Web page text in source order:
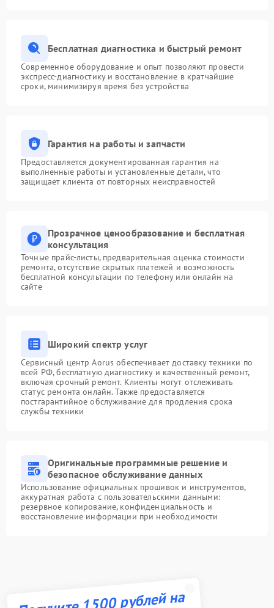
Бесплатная диагностика и быстрый ремонт
Современное оборудование и опыт позволяют провести
экспресс-диагностику и восстановление в кратчайшие
сроки, минимизируя время без устройства
Гарантия на работы и запчасти
Предоставляется документированная гарантия на
выполненные работы и установленные детали, что
защищает клиента от повторных неисправностей
Прозрачное ценообразование и бесплатная
консультация
Точные прайс-листы, предварительная оценка стоимости
ремонта, отсутствие скрытых платежей и возможность
бесплатной консультации по телефону или онлайн на
сайте
Широкий спектр услуг
Сервисный центр Aorus обеспечивает доставку техники по
всей РФ, бесплатную диагностику и качественный ремонт,
включая срочный ремонт. Клиенты могут отслеживать
статус ремонта онлайн. Также предоставляется
постгарантийное обслуживание для продления срока
службы техники
Оригинальные программные решение и
безопасное обслуживание данных
Использование официальных прошивок и инструментов,
аккуратная работа с пользовательскими данными:
резервное копирование, конфиденциальность и
восстановление информации при необходимости